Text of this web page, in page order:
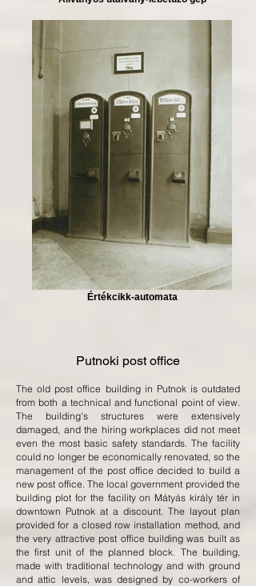
Értékcikk-automata
Putnoki post office
The old post office building in Putnok is outdated
from both a technical and functional point of view.
The building's structures were extensively
damaged, and the hiring workplaces did not meet
even the most basic safety standards. The facility
could no longer be economically renovated, so the
management of the post office decided to build a
new post office. The local government provided the
building plot for the facility on Mátyás király tér in
downtown Putnok at a discount. The layout plan
provided for a closed row installation method, and
the very attractive post office building was built as
the first unit of the planned block. The building,
made with traditional technology and with ground
and attic levels, was designed by co-workers of